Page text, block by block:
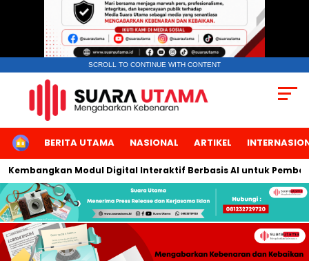
SCROLL TO CONTINUE WITH CONTENT
HOMEBERITA UTAMA NASIONAL ARTIKEL
Modul Digital Interaktif Berbasis AI untuk